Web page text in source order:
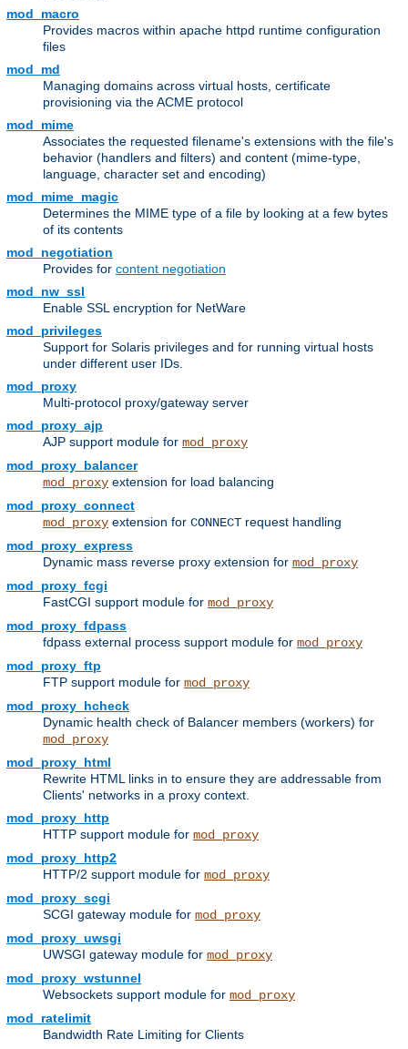
mod_macro
Provides macros within apache httpd runtime configuration
files
mod_md
Managing domains across virtual hosts, certificate
provisioning via the ACME protocol
mod_mime
Associates the requested filename's extensions with the file's
behavior (handlers and filters) and content (mime-type,
language, character set and encoding)
mod_mime_magic
Determines the MIME type of a file by looking at a few bytes
of its contents
mod_negotiation
Provides for content negotiation
mod_nw_ssl
Enable SSL encryption for NetWare
mod_privileges
Support for Solaris privileges and for running virtual hosts
under different user IDs.
mod_proxy
Multi-protocol proxy/gateway server
mod_proxy_ajp
AJP support module for mod_proxy
mod_proxy_balancer
mod_proxy extension for load balancing
mod_proxy_connect
mod_proxy extension for CONNECT request handling
mod_proxy_express
Dynamic mass reverse proxy extension for mod_proxy
mod_proxy_fcgi
FastCGI support module for mod_proxy
mod_proxy_fdpass
fdpass external process support module for mod_proxy
mod_proxy_ftp
FTP support module for mod_proxy
mod_proxy_hcheck
Dynamic health check of Balancer members (workers) for
mod_proxy
mod_proxy_html
Rewrite HTML links in to ensure they are addressable from
Clients' networks in a proxy context.
mod_proxy_http
HTTP support module for mod_proxy
mod_proxy_http2
HTTP/2 support module for mod_proxy
mod_proxy_scgi
SCGI gateway module for mod_proxy
mod_proxy_uwsgi
UWSGI gateway module for mod_proxy
mod_proxy_wstunnel
Websockets support module for mod_proxy
mod_ratelimit
Bandwidth Rate Limiting for Clients